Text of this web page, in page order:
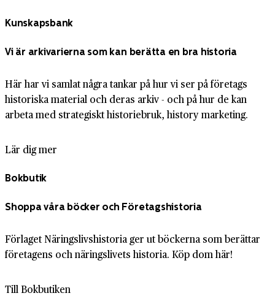
Kunskapsbank
Vi är arkivarierna som kan berätta en bra historia
Här har vi samlat några tankar på hur vi ser på företags
historiska material och deras arkiv - och på hur de kan
arbeta med strategiskt historiebruk, history marketing.
Lär dig mer
Bokbutik
Shoppa våra böcker och Företagshistoria
Förlaget Näringslivshistoria ger ut böckerna som berättar
företagens och näringslivets historia. Köp dom här!
Till Bokbutiken